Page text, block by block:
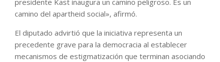
camino del apartheid social», afirmó.
El diputado advirtió que la iniciativa representa un
precedente grave para la democracia al establecer
mecanismos de estigmatización que terminan asociando